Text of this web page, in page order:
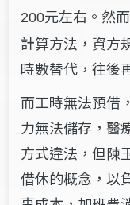
200元左右。然
計算方法，資方
時數替代，往後
而工時無法預借
力無法儲存，醫
方式違法，但陳
借休的概念，以